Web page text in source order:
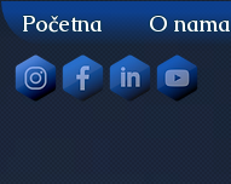
Početna O nama